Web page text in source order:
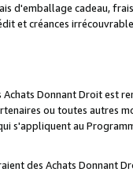
d'emballage cadeau,
et créances
Donnant Droit est
ou toutes autres
s'appliquent au
des Achats Donnant